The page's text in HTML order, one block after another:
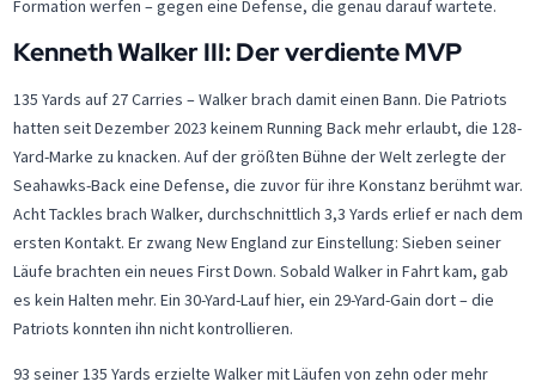
Formation werfen – gegen eine Defense, die genau darauf wartete.
Kenneth Walker III: Der verdiente MVP
135 Yards auf 27 Carries – Walker brach damit einen Bann. Die Patriots
hatten seit Dezember 2023 keinem Running Back mehr erlaubt, die 128-
Yard-Marke zu knacken. Auf der größten Bühne der Welt zerlegte der
Seahawks-Back eine Defense, die zuvor für ihre Konstanz berühmt war.
Acht Tackles brach Walker, durchschnittlich 3,3 Yards erlief er nach dem
ersten Kontakt. Er zwang New England zur Einstellung: Sieben seiner
Läufe brachten ein neues First Down. Sobald Walker in Fahrt kam, gab
es kein Halten mehr. Ein 30-Yard-Lauf hier, ein 29-Yard-Gain dort – die
Patriots konnten ihn nicht kontrollieren.
93 seiner 135 Yards erzielte Walker mit Läufen von zehn oder mehr